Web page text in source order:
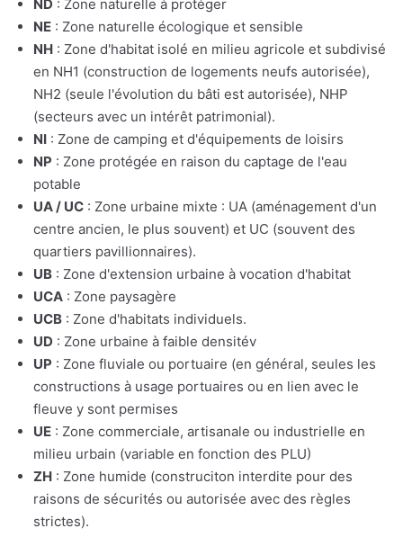
ND : Zone naturelle à protéger
NE : Zone naturelle écologique et sensible
NH : Zone d'habitat isolé en milieu agricole et subdivisé
en NH1 (construction de logements neufs autorisée),
NH2 (seule l'évolution du bâti est autorisée), NHP
(secteurs avec un intérêt patrimonial).
NI : Zone de camping et d'équipements de loisirs
NP : Zone protégée en raison du captage de l'eau
potable
UA / UC : Zone urbaine mixte : UA (aménagement d'un
centre ancien, le plus souvent) et UC (souvent des
quartiers pavillionnaires).
UB : Zone d'extension urbaine à vocation d'habitat
UCA : Zone paysagère
UCB : Zone d'habitats individuels.
UD : Zone urbaine à faible densitév
UP : Zone fluviale ou portuaire (en général, seules les
constructions à usage portuaires ou en lien avec le
fleuve y sont permises
UE : Zone commerciale, artisanale ou industrielle en
milieu urbain (variable en fonction des PLU)
ZH : Zone humide (construciton interdite pour des
raisons de sécurités ou autorisée avec des règles
strictes).